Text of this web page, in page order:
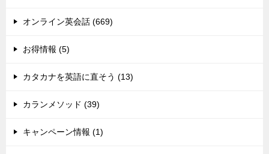
オンライン英会話 (669)
お得情報 (5)
カタカナを英語に直そう (13)
カランメソッド (39)
キャンペーン情報 (1)